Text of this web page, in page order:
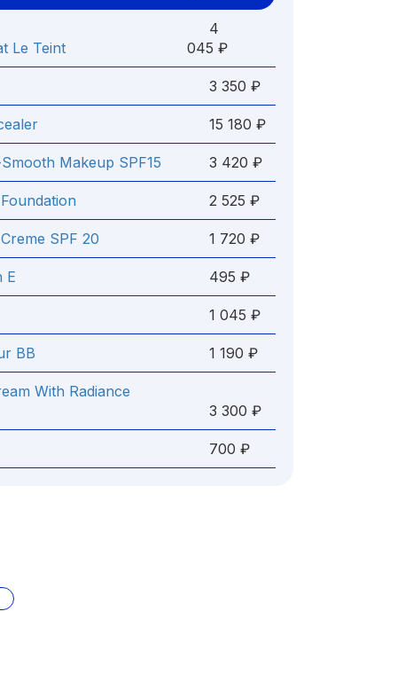
Le Teint
4
045 ₽
3 350 ₽
15 180 ₽
Makeup SPF15 3 420 ₽
2 525 ₽
SPF 20 1 720 ₽
E 495 ₽
1 045 ₽
BB 1 190 ₽
With Radiance
3 300 ₽
700 ₽